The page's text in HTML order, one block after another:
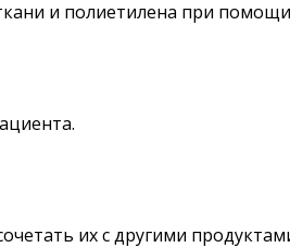
и полиетилена при
их с другими